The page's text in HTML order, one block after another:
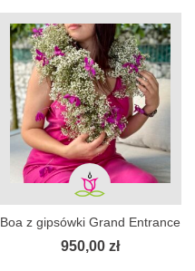
Boa z gipsówki Grand Entrance
950,00zł